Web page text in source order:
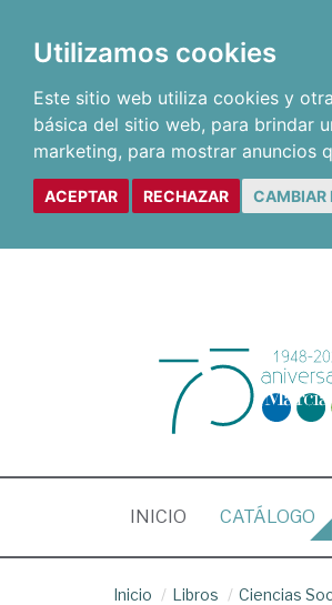
Utilizamos cookies
Este sitio web utiliza cookies y
básica del sitio web, para brindar
marketing, para mostrar anuncios
ACEPTAR RECHAZAR CAMBIAR
INICIO (CURRENT)
CATÁLOGO
Inicio Libros Ciencias